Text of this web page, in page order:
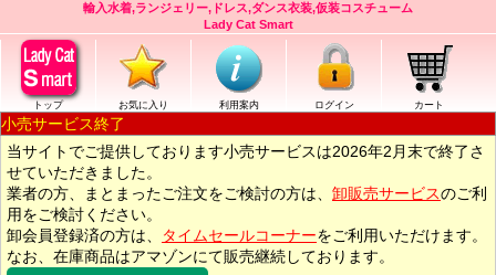
輸入水着,ランジェリー,ドレス,ダンス衣装,仮装コスチューム
Lady Cat Smart
トップ お気に入り 利用案内 ログイン カート
小売サービス終了
当サイトでご提供しております小売サービスは2026年2月末で終了さ
せていただきました。
業者の方、まとまったご注文をご検討の方は、 卸販売サービスのご利
用をご検討ください。
卸会員登録済の方は、
タイムセールコーナーをご利用いただけます。
なお、在庫商品はアマゾンにて販売継続しております。